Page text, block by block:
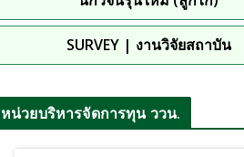
SURVEY | งานวิจัยสถาบัน
หน่วยบริหารจัดการทุน ววน.